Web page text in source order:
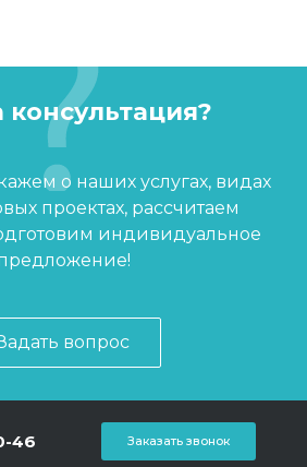
о наших услугах, видах
проектах, рассчитаем
индивидуальное
вопрос
46 Заказать звонок